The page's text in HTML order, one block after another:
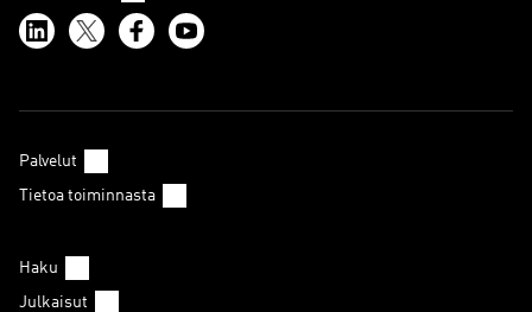
Palvelut
Tietoa toiminnasta
Haku
Julkaisut